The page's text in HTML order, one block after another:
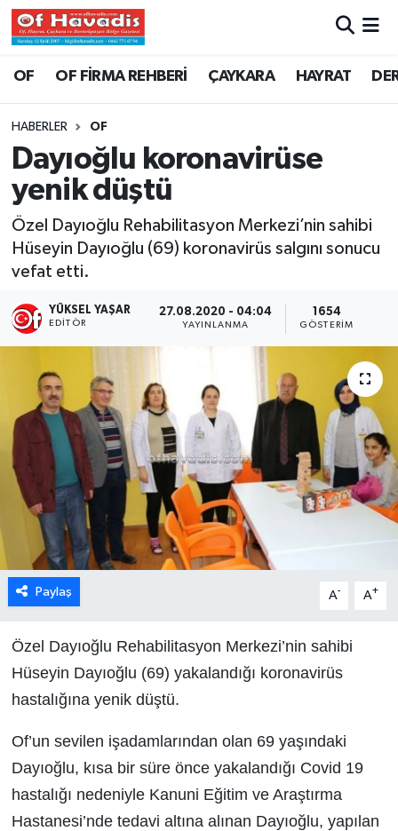
OF OF FİRMA REHBERİ ÇAYKARA HAYRAT
HABERLER OF
Dayıoğlu koronavirüse
yenik düştü
Özel Dayıoğlu Rehabilitasyon Merkezi’nin sahibi
Hüseyin Dayıoğlu (69) koronavirüs salgını sonucu
vefat etti.
YÜKSEL YAŞAR
EDITÖR
27.08.2020 - 04:04
YAYINLANMA
1654
GÖSTERIM
Paylaş A- A+
Özel Dayıoğlu Rehabilitasyon Merkezi’nin sahibi
Hüseyin Dayıoğlu (69) yakalandığı koronavirüs
hastalığına yenik düştü.
Of’un sevilen işadamlarından olan 69 yaşındaki
Dayıoğlu, kısa bir süre önce yakalandığı Covid 19
hastalığı nedeniyle Kanuni Eğitim ve Araştırma
Hastanesi’nde tedavi altına alınan Dayıoğlu, yapılan
Trabzon Nöbetçi Eczaneler
Trabzon Namaz Vakitleri
Trabzon Trafik Yoğunluk Haritası
Süper Lig Puan Durumu ve Fikstür
Haber Arşivi